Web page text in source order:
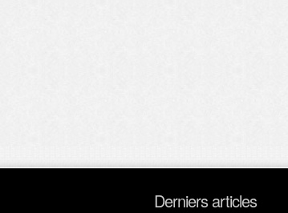
Derniers articles